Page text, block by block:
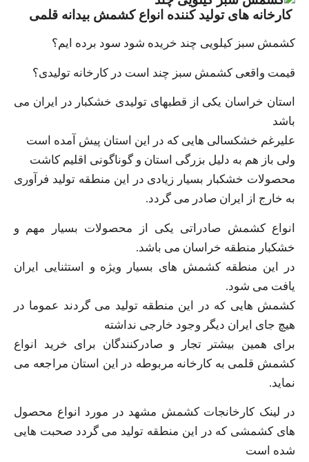
کارخانه های تولید کننده انواع کشمش بیدانه قلمی
کشمش سبز کیلویی چند خریده شود سود برده ایم؟
قیمت واقعی کشمش سبز چند است در کارخانه تولیدی؟
استان خراسان یکی از قطبهای تولیدی خشکبار در ایران می
باشد
علیرغم خشکسالی هایی که در این استان پیش آمده است
ولی باز هم به دلیل بزرگی استان و گوناگونی اقلیم کاشت
محصولات خشکبار بسیار زیادی در این منطقه تولید فرآوری
به خارج از ایران صادر می گردد.
انواع کشمش صادراتی یکی از محصولات بسیار مهم و
خشکبار منطقه خراسان می باشد.
در این منطقه کشمش های بسیار ویژه و استثنایی ایران
یافت می شود.
کشمش هایی که در این منطقه تولید می گردند عموما در
هیچ جای ایران دیگر وجود خارجی نداشته
برای همین بیشتر تجار و صادرکنندگان برای خرید انواع
کشمش قلمی به کارخانه مربوطه در این استان مراجعه می
نماید.
در لینک کارخانجات کشمش مشهد در مورد انواع محصول
های کشمشی که در این منطقه تولید می گردد صحبت هایی
شده است